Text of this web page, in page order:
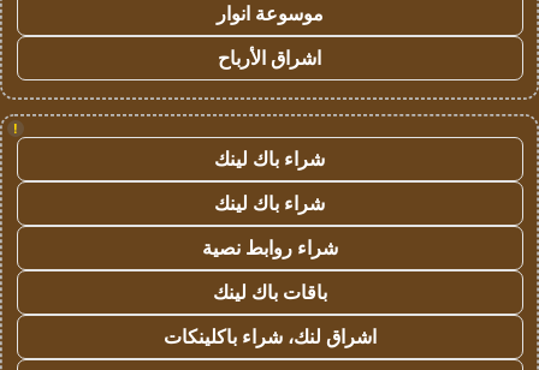
موسوعة انوار
اشراق الأرباح
!
شراء باك لينك
شراء باك لينك
شراء روابط نصية
باقات باك لينك
اشراق لنك، شراء باكلينكات